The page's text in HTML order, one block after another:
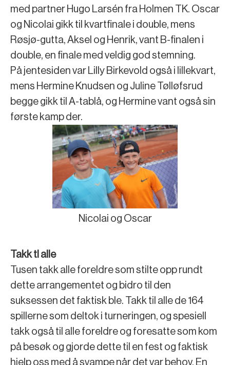
med partner Hugo Larsén fra Holmen TK. Oscar
og Nicolai gikk til kvartfinale i double, mens
Røsjø-gutta, Aksel og Henrik, vant B-finalen i
double, en finale med veldig god stemning.
På jentesiden var Lilly Birkevold også i lillekvart,
mens Hermine Knudsen og Juline Tølløfsrud
begge gikk til A-tablå, og Hermine vant også sin
første kamp der.
Nicolai og Oscar
Takk tl alle
Tusen takk alle foreldre som stilte opp rundt
dette arrangementet og bidro til den
suksessen det faktisk ble. Takk til alle de 164
spillerne som deltok i turneringen, og spesiell
takk også til alle foreldre og foresatte som kom
på besøk og gjorde dette til en fest og faktisk
hjelp oss med å svampe når det var behov. En